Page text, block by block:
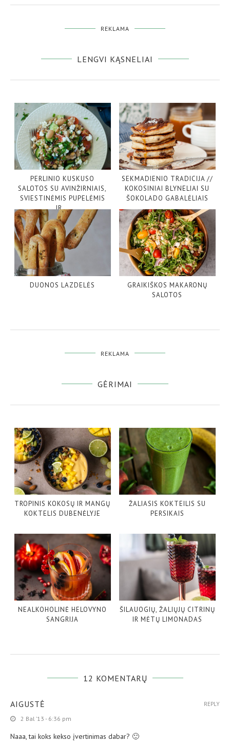
REKLAMA
LENGVI KĄSNELIAI
PERLINIO KUSKUSO
SALOTOS SU AVINŽIRNIAIS,
SVIESTINĖMIS PUPELĖMIS
IR...
SEKMADIENIO TRADICIJA //
KOKOSINIAI BLYNELIAI SU
ŠOKOLADO GABALĖLIAIS
DUONOS LAZDELĖS
GRAIKIŠKOS MAKARONŲ
SALOTOS
REKLAMA
GĖRIMAI
TROPINIS KOKOSŲ IR MANGŲ
KOKTELIS DUBENĖLYJE
ŽALIASIS KOKTEILIS SU
PERSIKAIS
NEALKOHOLINĖ HELOVYNO
SANGRIJA
ŠILAUOGIŲ, ŽALIŲJŲ CITRINŲ
IR MĖTŲ LIMONADAS
12 KOMENTARŲ
AIGUSTĖ
2 Bal ’13 - 6:36 pm
Naaa, tai koks kekso įvertinimas dabar? 🙂
REPLY